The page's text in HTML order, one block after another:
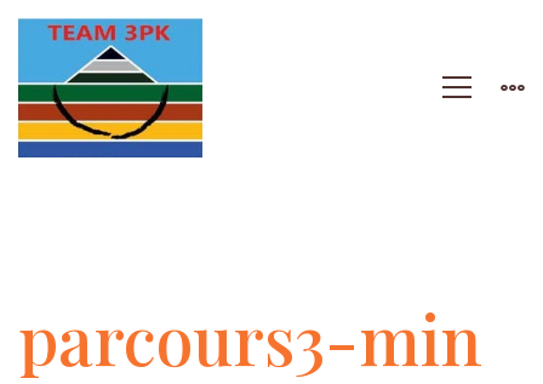
parcours3-
parcours3-min